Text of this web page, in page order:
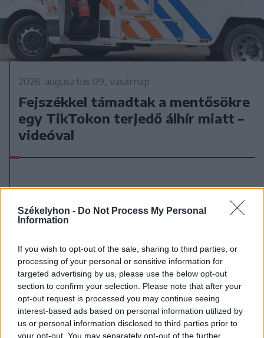
Székelyhon - Do Not Process My Personal
Information
If you wish to opt-out of the sale, sharing to third parties, or
processing of your personal or sensitive information for
targeted advertising by us, please use the below opt-out
section to confirm your selection. Please note that after your
opt-out request is processed you may continue seeing
interest-based ads based on personal information utilized by
us or personal information disclosed to third parties prior to
your opt-out. You may separately opt-out of the further
2026. augusztus 09., vasárnap
Fejszékkel támadtak a mentősökre
egy TikTokon terjedő álhír miatt –
videóval